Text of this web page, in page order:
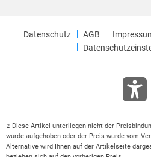
Datenschutz AGB
2
Diese Artikel unterliegen nicht der
wurde aufgehoben oder der Preis wurde vom
Alternative wird Ihnen auf der Artikelseite